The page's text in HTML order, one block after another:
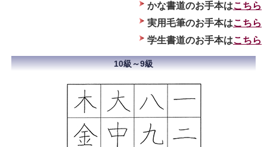
かな書道のお手本はこちら
実用毛筆のお手本はこちら
学生書道のお手本はこちら
10級～9級